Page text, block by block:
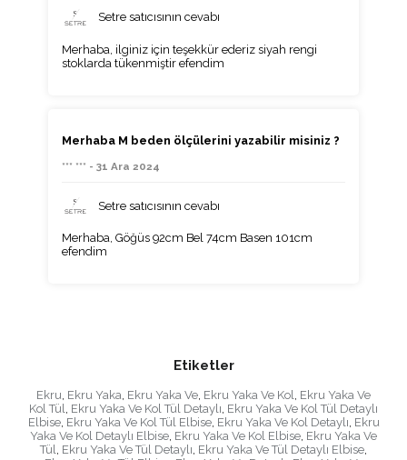
Setre satıcısının cevabı
Merhaba, ilginiz için teşekkür ederiz siyah rengi
stoklarda tükenmiştir efendim
Merhaba M beden ölçülerini yazabilir misiniz ?
*** *** - 31 Ara 2024
Setre satıcısının cevabı
Merhaba, Göğüs 92cm Bel 74cm Basen 101cm
efendim
Etiketler
Ekru Ekru Yaka Ekru Yaka Ve Ekru Yaka Ve Kol Ekru Yaka Ve
Kol Tül Ekru Yaka Ve Kol Tül Detaylı Ekru Yaka Ve Kol Tül Detaylı
Elbise, Ekru Yaka Ve Kol Tül Elbise, Ekru Yaka Ve Kol Detaylı Ekru
Yaka Ve Kol Detaylı Elbise Ekru Yaka Ve Kol Elbise Ekru Yaka Ve
Tül Ekru Yaka Ve Tül Detaylı Ekru Yaka Ve Tül Detaylı Elbise